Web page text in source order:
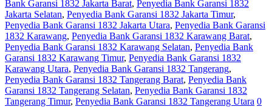
Bank Garansi 1832 Jakarta Barat, Penyedia Bank Garansi 1832
Jakarta Selatan, Penyedia Bank Garansi 1832 Jakarta Timur,
Penyedia Bank Garansi 1832 Jakarta Utara, Penyedia Bank Garansi
1832 Karawang, Penyedia Bank Garansi 1832 Karawang Barat,
Penyedia Bank Garansi 1832 Karawang Selatan, Penyedia Bank
Garansi 1832 Karawang Timur, Penyedia Bank Garansi 1832
Karawang Utara, Penyedia Bank Garansi 1832 Tangerang,
Penyedia Bank Garansi 1832 Tangerang Barat, Penyedia Bank
Garansi 1832 Tangerang Selatan, Penyedia Bank Garansi 1832
Tangerang Timur, Penyedia Bank Garansi 1832 Tangerang Utara 0